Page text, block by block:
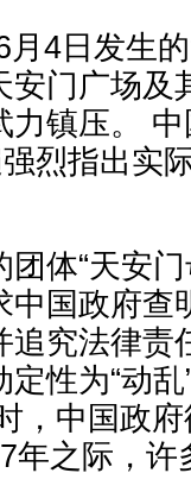
月4日发生
安门广场及
镇压。
烈指出实
体“天安
国政府查
究法律责
性为“动
，中国政
年之际，许